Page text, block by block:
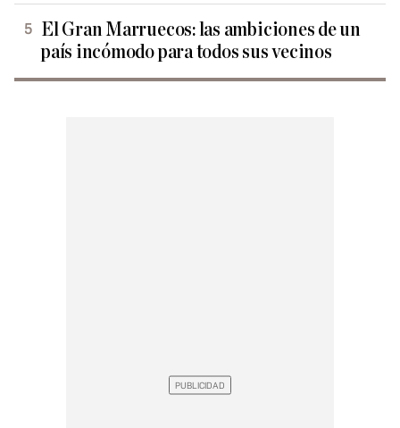
El Gran Marruecos: las ambiciones de un
país incómodo para todos sus vecinos